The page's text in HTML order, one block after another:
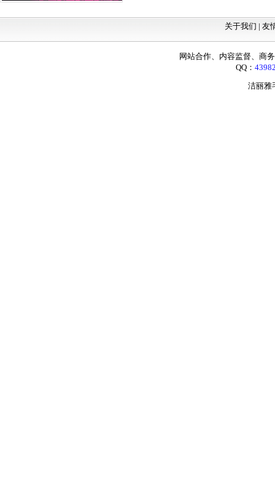
关于我们 | 友
网站合作、内容监督、商
QQ：
洁丽雅